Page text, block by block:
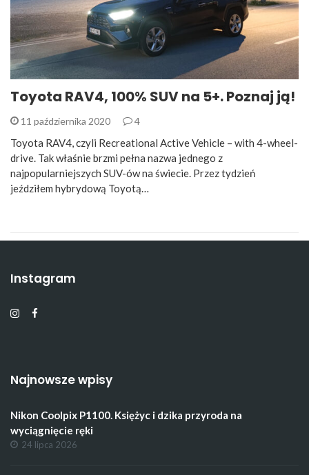
Toyota RAV4, 100% SUV na 5+. Poznaj ją!
11 października 2020 4
Toyota RAV4, czyli Recreational Active Vehicle – with 4-wheel-
drive. Tak właśnie brzmi pełna nazwa jednego z
najpopularniejszych SUV-ów na świecie. Przez tydzień
jeździłem hybrydową Toyotą…
Instagram
Najnowsze wpisy
Nikon Coolpix P1100. Księżyc i dzika przyroda na
wyciągnięcie ręki
24 lipca 2026